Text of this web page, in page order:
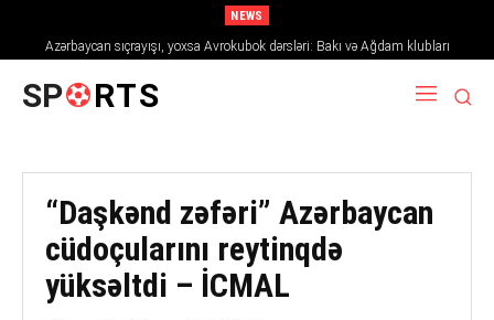
NEWS
Azərbaycan sıçrayışı, yoxsa Avrokubok dərsləri: Bakı və Ağdam klubları
2026/27 mövsümündə Avropanı necə fəth edir
SP RTS
“Daşkənd zəfəri” Azərbaycan
cüdoçularını reytinqdə
yüksəltdi – İCMAL